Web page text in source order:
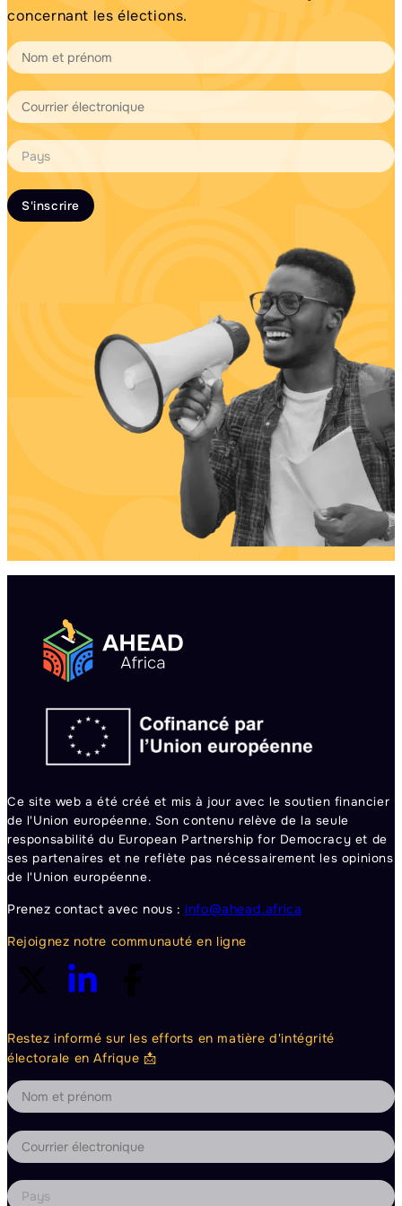
concernant les élections.
S'inscrire
Ce site web a été créé et mis à jour avec le soutien financier
de l'Union européenne. Son contenu relève de la seule
responsabilité du European Partnership for Democracy et de
ses partenaires et ne reflète pas nécessairement les opinions
de l'Union européenne.
Prenez contact avec nous :info@ahead.africa
Rejoignez notre communauté en ligne
Restez informé sur les efforts en matière d'intégrité
électorale en Afrique 📩